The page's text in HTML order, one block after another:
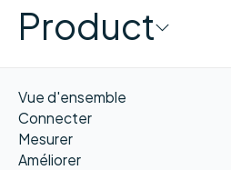
Product
Vue d'ensemble
Connecter
Mesurer
Améliorer